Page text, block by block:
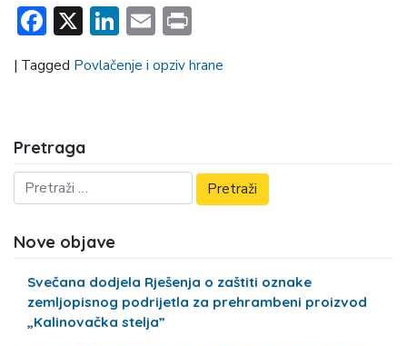
Facebook
X LinkedIn
Email
| Tagged Povlačenje i opziv hrane
Pretraga
Nove objave
Svečana dodjela Rješenja o zaštiti oznake
zemljopisnog podrijetla za prehrambeni proizvod
„Kalinovačka stelja”